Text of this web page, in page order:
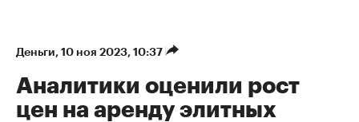
Деньги⁠, 10 ноя 2023, 10:37
Аналитики оценили рост
цен на аренду элитных